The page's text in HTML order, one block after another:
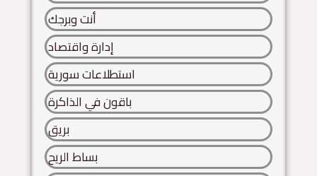
أنت وبرجك
إدارة واقتصاد
استطلاعات سورية
باقون في الذاكرة
بريق
بساط الريح